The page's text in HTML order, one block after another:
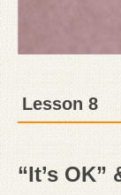
Lesson 8
“It’s OK”